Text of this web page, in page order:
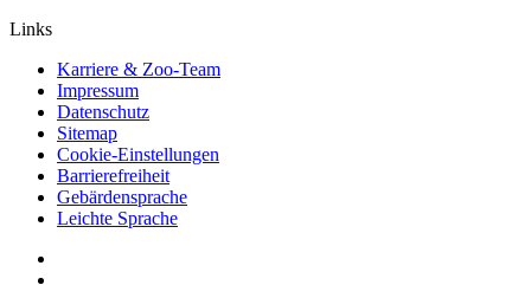
Links
Karriere & Zoo-Team
Impressum
Datenschutz
Sitemap
Cookie-Einstellungen
Barrierefreiheit
Gebärdensprache
Leichte Sprache
Social
Media